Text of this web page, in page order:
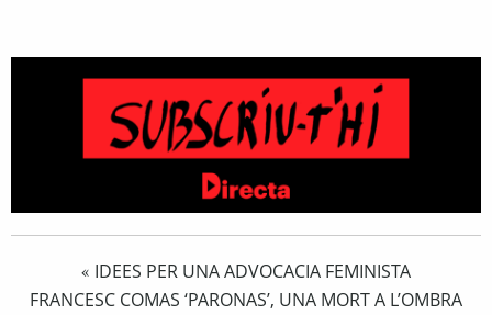
« IDEES PER UNA ADVOCACIA FEMINISTA
FRANCESC COMAS ‘PARONAS’, UNA MORT A L’OMBRA